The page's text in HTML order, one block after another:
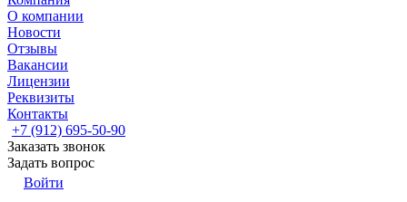
О компании
Новости
Отзывы
Вакансии
Лицензии
Реквизиты
Контакты
+7 (912) 695-50-90
Заказать звонок
Задать вопрос
Войти